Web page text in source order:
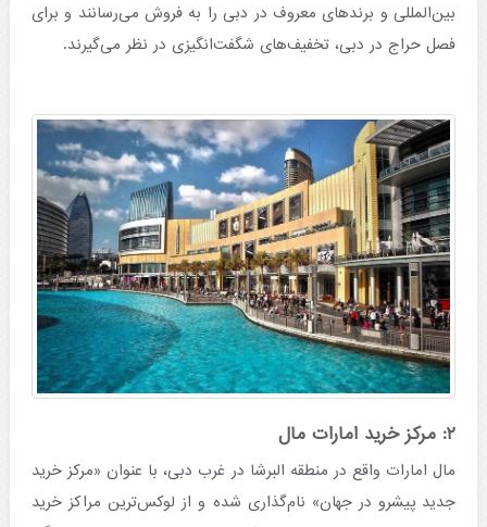
بین‌المللی و برندهای معروف در دبی را به فروش می‌رسانند و برای
فصل حراج در دبی، تخفیف‌های شگفت‌انگیزی در نظر می‌گیرند.
۲: مرکز خرید امارات مال
مال امارات واقع در منطقه البرشا در غرب دبی، با عنوان «مرکز خرید
جدید پیشرو در جهان» نام‌گذاری شده و از لوکس‌ترین مراکز خرید